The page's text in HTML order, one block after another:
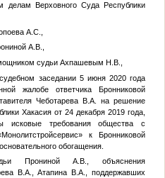
делам Верховного Суда Республики
А.С.,
А.В.,
судьи Ахпашевым Н.В.,
заседании 5 июня 2020 года
жалобе ответчика Бронниковой
Чеботарева В.А. на решение
Хакасия от 24 декабря 2019 года,
исковые требования общества с
к Бронниковой
обогащения.
Прониной А.В., объяснения
В.А., Атапина В.А., поддержавших